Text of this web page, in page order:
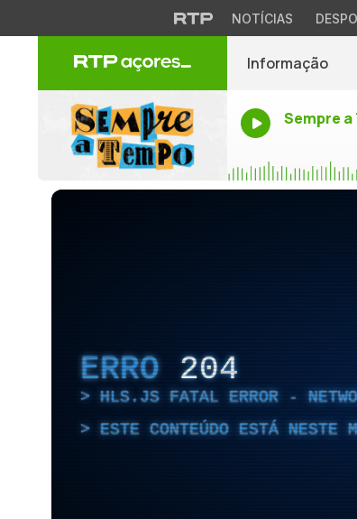
NOTÍCIAS
Informação
Sempre a
ERRO 204
HLS.JS FATAL ERROR -
ESTE CONTEÚDO ESTÁ NESTE